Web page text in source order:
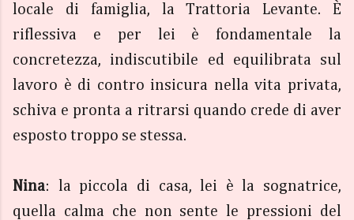
locale di famiglia, la Trattoria Levante. È
riflessiva e per lei è fondamentale la
concretezza, indiscutibile ed equilibrata sul
lavoro è di contro insicura nella vita privata,
schiva e pronta a ritrarsi quando crede di aver
esposto troppo se stessa.
Nina: la piccola di casa, lei è la sognatrice,
quella calma che non sente le pressioni del